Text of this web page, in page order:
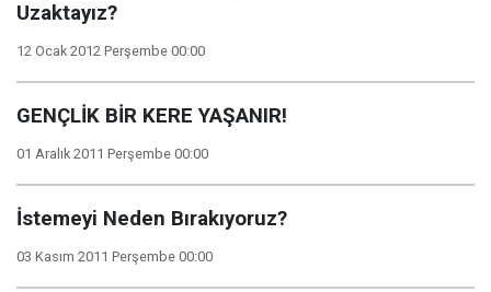
Uzaktayız?
12 Ocak 2012 Perşembe 00:00
GENÇLİK BİR KERE YAŞANIR!
01 Aralık 2011 Perşembe 00:00
İstemeyi Neden Bırakıyoruz?
03 Kasım 2011 Perşembe 00:00